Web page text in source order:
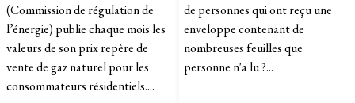
(Commission de régulation de
l’énergie) publie chaque mois les
valeurs de son prix repère de
vente de gaz naturel pour les
consommateurs résidentiels....
de personnes qui ont reçu une
enveloppe contenant de
nombreuses feuilles que
personne n'a lu ?...